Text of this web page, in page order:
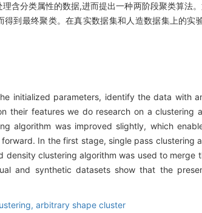
含分类属性的数据,进而提出一种两阶段聚类算法
到最终聚类。在真实数据集和人造数据集上的实
initialized parameters, identify the data with
their features we do research on a clustering
algorithm was improved slightly, which
In the first stage, single pass clustering
clustering algorithm was used to merge
and synthetic datasets show that the
arbitrary shape cluster